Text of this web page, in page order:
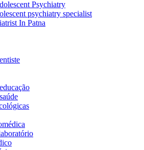
Psychiatry
psychiatry specialist
In Patna